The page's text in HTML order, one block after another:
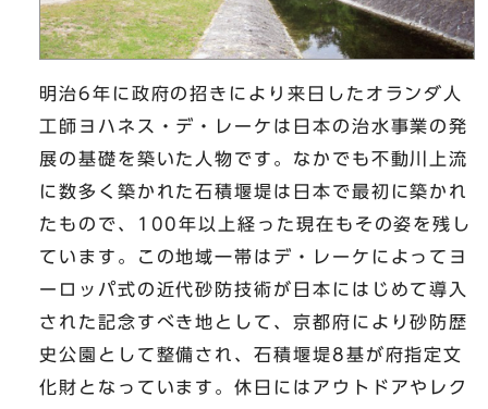
明治6年に政府の招きにより来日したオランダ人
工師ヨハネス・デ・レーケは日本の治水事業の発
展の基礎を築いた人物です。なかでも不動川上流
に数多く築かれた石積堰堤は日本で最初に築かれ
たもので、100年以上経った現在もその姿を残し
ています。この地域一帯はデ・レーケによってヨ
ーロッパ式の近代砂防技術が日本にはじめて導入
された記念すべき地として、京都府により砂防歴
史公園として整備され、石積堰堤8基が府指定文
化財となっています。休日にはアウトドアやレク